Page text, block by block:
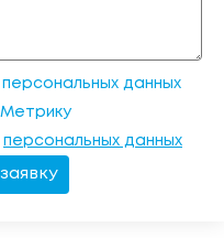
персональных данных
персональных данных